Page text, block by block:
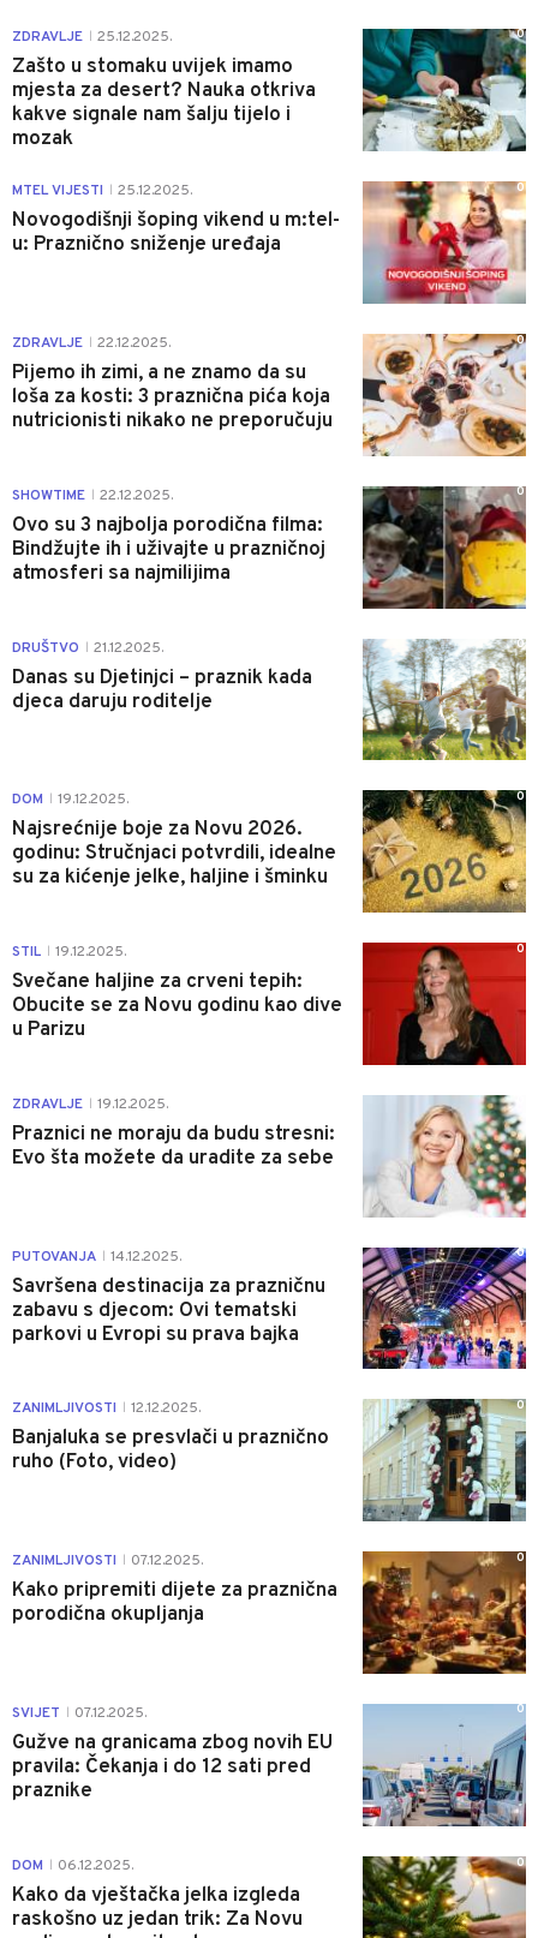
ZDRAVLJE 25.12.2025.
Zašto u stomaku uvijek imamo
mjesta za desert? Nauka otkriva
kakve signale nam šalju tijelo i
mozak
0
MTEL VIJESTI 25.12.2025.
Novogodišnji šoping vikend u m:tel-
u: Praznično sniženje uređaja
0
ZDRAVLJE 22.12.2025.
Pijemo ih zimi, a ne znamo da su
loša za kosti: 3 praznična pića koja
nutricionisti nikako ne preporučuju
0
SHOWTIME 22.12.2025.
Ovo su 3 najbolja porodična filma:
Bindžujte ih i uživajte u prazničnoj
atmosferi sa najmilijima
0
DRUŠTVO 21.12.2025.
Danas su Djetinjci – praznik kada
djeca daruju roditelje
0
DOM 19.12.2025.
Najsrećnije boje za Novu 2026.
godinu: Stručnjaci potvrdili, idealne
su za kićenje jelke, haljine i šminku
0
STIL 19.12.2025.
Svečane haljine za crveni tepih:
Obucite se za Novu godinu kao dive
u Parizu
0
ZDRAVLJE 19.12.2025.
Praznici ne moraju da budu stresni:
Evo šta možete da uradite za sebe
PUTOVANJA 14.12.2025.
Savršena destinacija za prazničnu
zabavu s djecom: Ovi tematski
parkovi u Evropi su prava bajka
0
ZANIMLJIVOSTI 12.12.2025.
Banjaluka se presvlači u praznično
ruho (Foto, video)
0
ZANIMLJIVOSTI 07.12.2025.
Kako pripremiti dijete za praznična
porodična okupljanja
0
SVIJET 07.12.2025.
Gužve na granicama zbog novih EU
pravila: Čekanja i do 12 sati pred
praznike
0
DOM 06.12.2025.
Kako da vještačka jelka izgleda
raskošno uz jedan trik: Za Novu
0